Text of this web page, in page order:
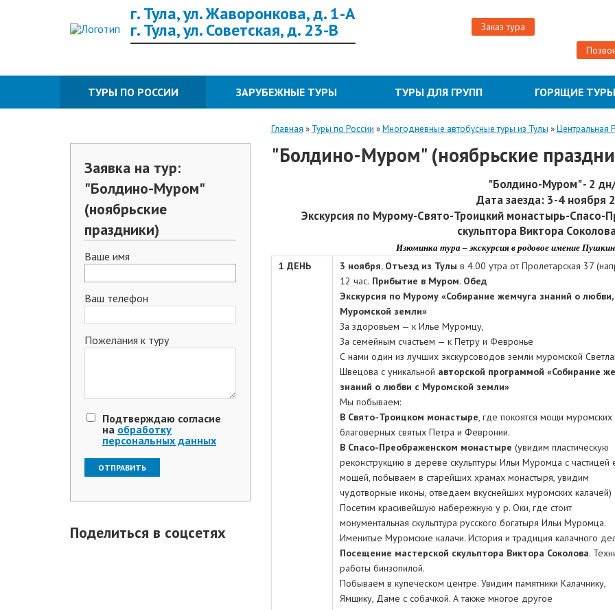
г. Тула, ул. Жаворонкова, д. 1-А
г. Тула, ул. Советская, д. 23-В
Заказ тура
ТУРЫ ПО РОССИИ ЗАРУБЕЖНЫЕ ТУРЫ ТУРЫ ДЛЯ ГРУПП ГОРЯЩИЕ ТУРЫ
Заявка на тур:
"Болдино-Муром"
(ноябрьские
праздники)
Ваше имя
Ваш телефон
Пожелания к туру
Подтверждаю согласие
на обработку
персональных данных
Поделиться в соцсетях
Главная » Туры по России »Многодневные автобусные туры из Тулы »Центральная
"Болдино-Муром" (ноябрьские
"Болдино-Муром" - 2
Дата заезда: 3-4 ноября
Экскурсия по Мурому-Свято-Троицкий монастырь-Спасо-
скульптора Виктора
Изюминка тура – экскурсия в родовое имение
1 ДЕНЬ 3 ноября. Отъезд из Тулы в 4.00 утра от Пролетарская 37
12 час. Прибытие в Муром. Обед
Экскурсия по Мурому «Собирание жемчуга знаний о любви,
Муромской земли»
За здоровьем — к Илье Муромцу,
За семейным счастьем — к Петру и Февронье
С нами один из лучших экскурсоводов земли муромской
Швецова с уникальной авторской программой «Собирание
знаний о любви с Муромской земли»
Мы побываем:
В Свято-Троицком монастыре, где покоятся мощи муромских
благоверных святых Петра и Февронии.
В Спасо-Преображенском монастыре (увидим пластическую
реконструкцию в дереве скульптуры Ильи Муромца с частицей
мощей, побываем в старейших храмах монастыря, увидим
чудотворные иконы, отведаем вкуснейших муромских калачей)
Посетим красивейшую набережную у р. Оки, где стоит
монументальная скульптура русского богатыря Ильи Муромца.
Именитые Муромские калачи. История и традиция калачного
Посещение мастерской скульптора Виктора Соколова.
работы бинзопилой.
Побываем в купеческом центре. Увидим памятники Калачнику,
Ямщику, Даме с собачкой. А также многое другое